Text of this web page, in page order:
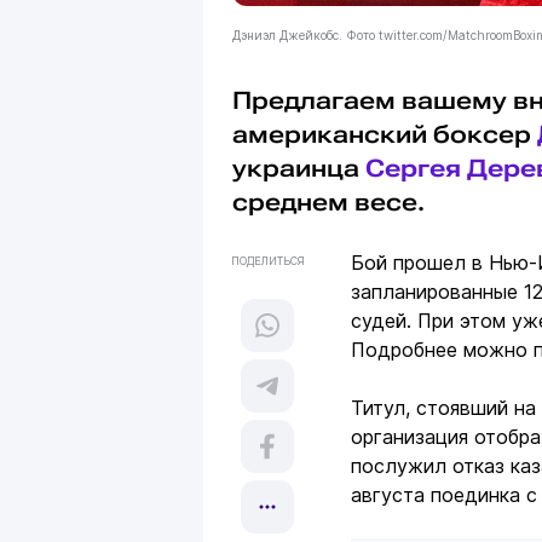
Дэниэл Джейкобс. Фото twitter.com/
Предлагаем вашему
американский боксер
украинца Сергея
среднем весе.
ПОДЕЛИТЬСЯ
Бой прошел в Нью-
запланированные
судей. При этом
Подробнее можно
Титул, стоявший
организация
послужил отказ
августа поединка